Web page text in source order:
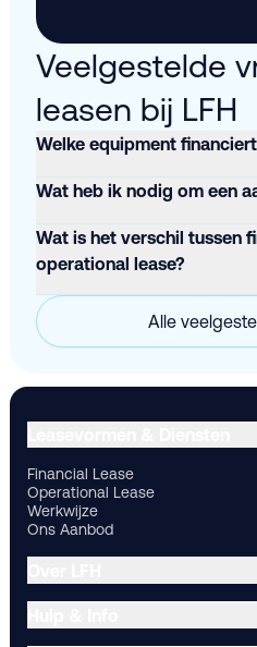
Veelgestelde
leasen bij LFH
Welke equipment financiert
Wat heb ik nodig om een
Wat is het verschil tussen
operational lease?
Alle
Financial Lease
Operational Lease
Werkwijze
Ons Aanbod